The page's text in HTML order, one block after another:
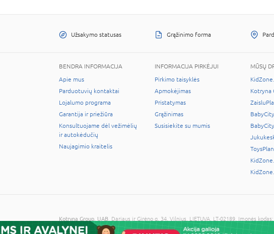
Užsakymo statusas Grąžinimo forma
BENDRA INFORMACIJA
Apie mus
Parduotuvių kontaktai
Lojalumo programa
Garantija ir priežiūra
Konsultuojame dėl vežimėlių
ir autokėdučių
Naujagimio kraitelis
INFORMACIJA PIRKĖJUI
Pirkimo taisyklės
Apmokėjimas
Pristatymas
Grąžinimas
Susisiekite su mumis
MŪSŲ
Kotryna
Kotryna Group, UAB , Dariaus ir Girėno g. 34, Vilnius, LIETUVA, LT-02189, Įmonės
© 2026 Visos teisės saugomos. Kopijuoti informaciją be administracijos sutikimo